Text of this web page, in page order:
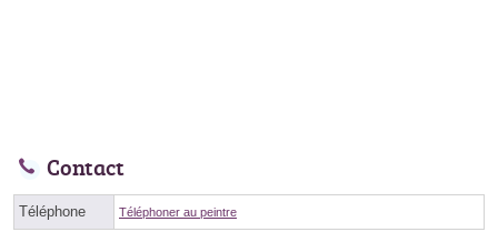
Contact
Téléphone Téléphoner au peintre